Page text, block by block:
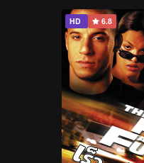
HD 6.8